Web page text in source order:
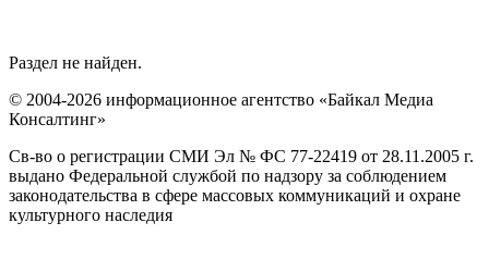
Раздел не найден.
© 2004-2026 информационное агентство «Байкал Медиа
Консалтинг»
Св-во о регистрации СМИ Эл № ФС 77-22419 от 28.11.2005 г.
выдано Федеральной службой по надзору за соблюдением
законодательства в сфере массовых коммуникаций и охране
культурного наследия